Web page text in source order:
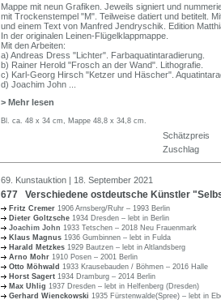
Mappe mit neun Grafiken. Jeweils signiert und
mit Trockenstempel "M". Teilweise datiert und betitelt.
und einem Text von Manfred Jendryschik. Edition
In der originalen Leinen-Flügelklappmappe.
Mit den Arbeiten:
a) Andreas Dress "Lichter". Farbaquatintaradierung.
b) Rainer Herold "Frosch an der Wand". Lithografie.
c) Karl-Georg Hirsch "Ketzer und Häscher".
d) Joachim John
> Mehr lesen
Bl. ca. 48 x 34 cm, Mappe 48,8 x 34,8 cm.
Schätzpreis
Zuschlag
69. Kunstauktion | 18. September 2021
677 Verschiedene ostdeutsche Künstler
Fritz Cremer 1906 Arnsberg/Ruhr – 1993 Berlin
Dieter Goltzsche 1934 Dresden – lebt in Berlin
Joachim John 1933 Tetschen – 2018 Neu Frauenmark
Klaus Magnus 1936 Gumbinnen – lebt in Fulda
Harald Metzkes 1929 Bautzen – lebt in Altlandsberg
Arno Mohr 1910 Posen – 2001 Berlin
Otto Möhwald 1933 Krausebauden / Böhmen – 2016 Halle
Horst Sagert 1934 Dramburg – 2014 Berlin
Max Uhlig 1937 Dresden – lebt in Helfenberg (Dresden)
Gerhard Wienckowski 1935 Fürstenwalde(Spree) – lebt in